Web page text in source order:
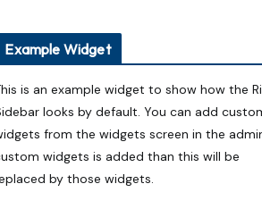
అమెరికాలోని ప్రతిష్ఠాత్మక ఎంఐటీలో హంఫ్రీ
ఫెలోషిప్‌కు తెలంగాణ బిడ్డ IAS కీర్తి జల్లి
నూనెనా..? ఆరోగ్యానికి ఏది మంచిది?
ఏదులాబాద్ లో ఆగస్టు 13 నుంచి శ్రీ గోదా
మన్నారూ రంగనాయక స్వామి
Example Widget
is an example widget to show how the
looks by default. You can add
from the widgets screen in the
widgets is added than this will be
by those widgets.